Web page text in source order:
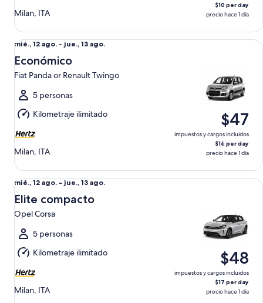
Milan, ITA
$10 per day
precio hace 1 día
Del
mié.,
12
ago.
al
jue.,
13
ago.
mié., 12 ago. - jue., 13 ago.
Económico
Fiat Panda or Renault Twingo
5 personas
Kilometraje ilimitado
Milan, ITA
$47
impuestos y cargos incluidos
$16 per day
precio hace 1 día
Económico Fiat Panda or Renault Twingo
Del
mié.,
12
ago.
al
jue.,
13
ago.
mié., 12 ago. - jue., 13 ago.
Elite compacto
Opel Corsa
5 personas
Kilometraje ilimitado
Milan, ITA
$48
impuestos y cargos incluidos
$17 per day
precio hace 1 día
Elite compacto Opel Corsa